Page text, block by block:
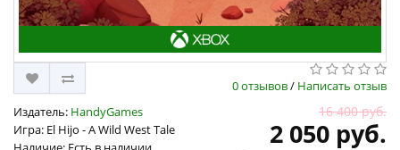
0 отзывов/ Написать отзыв
Издатель: HandyGames
Игра: El Hijo - A Wild West Tale
16 400 руб.
2 050 руб.